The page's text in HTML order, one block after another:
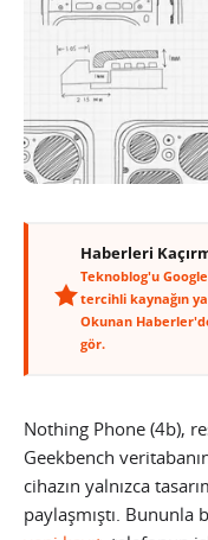
Haberleri
Teknoblog'u
tercihli kaynağın
Okunan
gör.
Nothing Phone (4b),
Geekbench
cihazın yalnızca
paylaşmıştı.